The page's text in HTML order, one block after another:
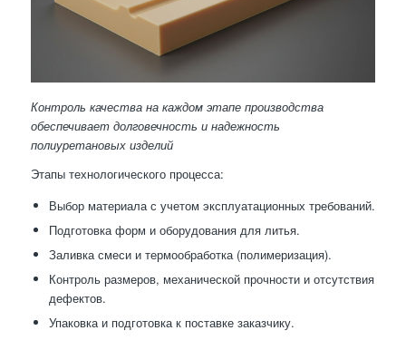
Контроль качества на каждом этапе производства
обеспечивает долговечность и надежность
полиуретановых изделий
Этапы технологического процесса:
Выбор материала с учетом эксплуатационных требований.
Подготовка форм и оборудования для литья.
Заливка смеси и термообработка (полимеризация).
Контроль размеров, механической прочности и отсутствия
дефектов.
Упаковка и подготовка к поставке заказчику.